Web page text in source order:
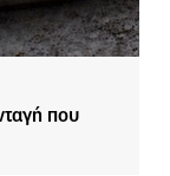
που